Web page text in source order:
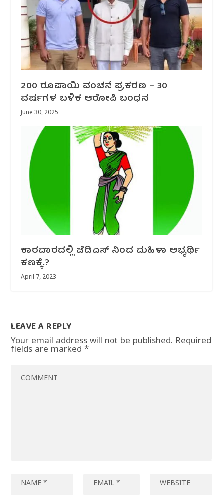
200 ರೂಪಾಯಿ ವಂಚನೆ ಪ್ರಕರಣ – 30
ವರ್ಷಗಳ ಬಳಿಕ ಆರೋಪಿ ಬಂಧನ
June 30, 2025
ಕಾರವಾರದಲ್ಲಿ ಜೆಡಿಎಸ್ ನಿಂದ ಮಹಿಳಾ ಅಭ್ಯರ್ಥಿ
ಕಣಕ್ಕೆ.?
April 7, 2023
LEAVE A REPLY
Your email address will not be published. Required
fields are marked*